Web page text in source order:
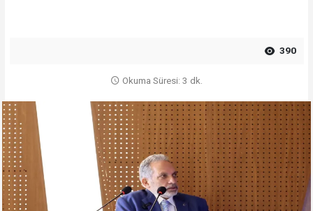
390
Okuma Süresi: 3 dk.